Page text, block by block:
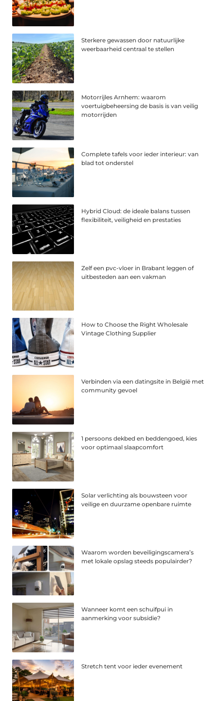
Sterkere gewassen door natuurlijke
weerbaarheid centraal te stellen
Motorrijles Arnhem: waarom
voertuigbeheersing de basis is van veilig
motorrijden
Complete tafels voor ieder interieur: van
blad tot onderstel
Hybrid Cloud: de ideale balans tussen
flexibiliteit, veiligheid en prestaties
Zelf een pvc-vloer in Brabant leggen of
uitbesteden aan een vakman
How to Choose the Right Wholesale
Vintage Clothing Supplier
Verbinden via een datingsite in België met
community gevoel
1 persoons dekbed en beddengoed, kies
voor optimaal slaapcomfort
Solar verlichting als bouwsteen voor
veilige en duurzame openbare ruimte
Waarom worden beveiligingscamera’s
met lokale opslag steeds populairder?
Wanneer komt een schuifpui in
aanmerking voor subsidie?
Stretch tent voor ieder evenement